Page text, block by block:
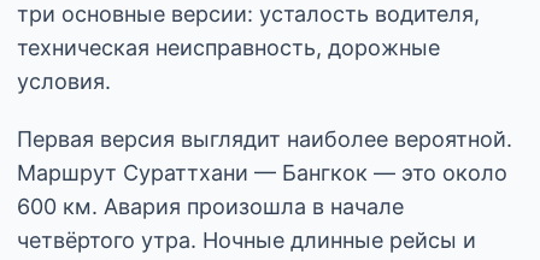
три основные версии: усталость водителя,
техническая неисправность, дорожные
условия.
Первая версия выглядит наиболее вероятной.
Маршрут Сураттхани — Бангкок — это около
600 км. Авария произошла в начале
четвёртого утра. Ночные длинные рейсы и